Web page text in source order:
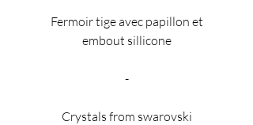
Fermoir tige avec papillon et
embout sillicone
-
Crystals from swarovski